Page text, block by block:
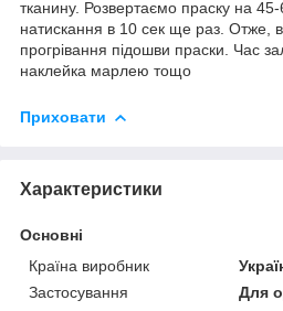
тканину. Розвертаємо праску на
натискання в 10 сек ще раз. Отже,
прогрівання підошви праски. Час
наклейка марлею тощо
Приховати
Характеристики
Основні
Країна виробник
Застосування
Для